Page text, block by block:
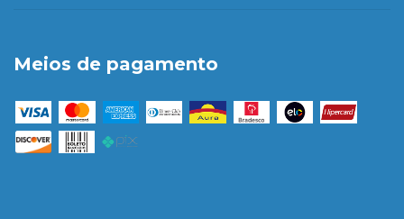
Meios de pagamento